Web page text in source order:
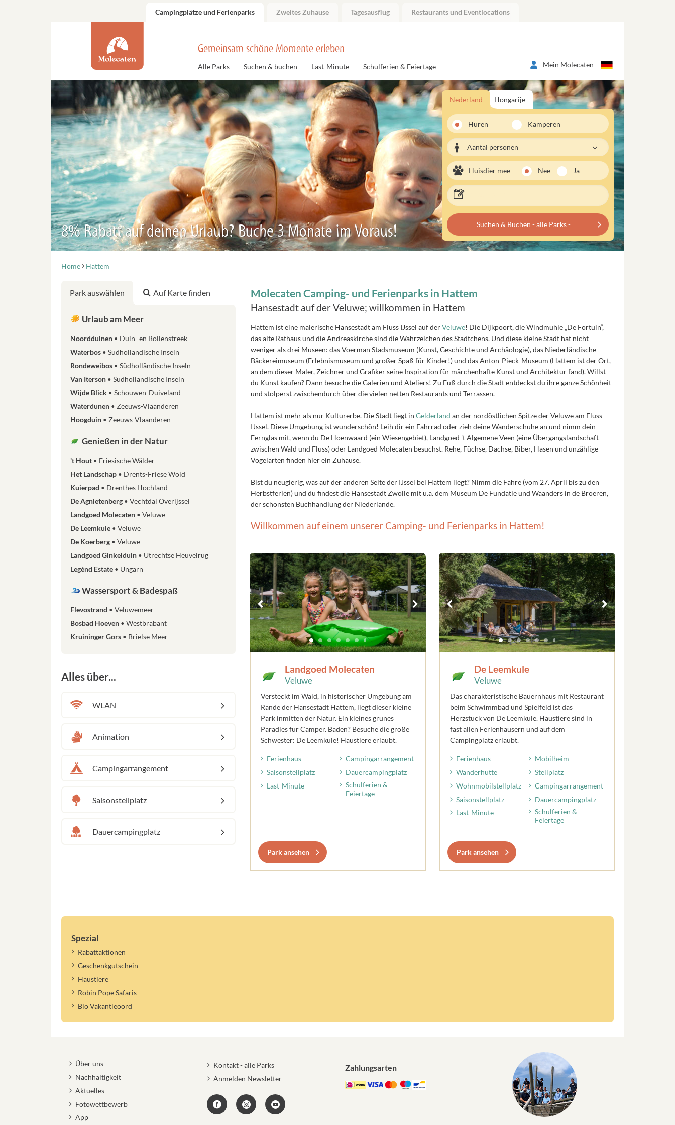
Campingplätze und Ferienparks Zweites Zuhause Tagesausflug Restaurants und Eventlocations
Gemeinsam schöne Momente erleben
Alle Parks Suchen & buchen Last-Minute Schulferien & Feiertage Mein Molecaten
8% Rabatt auf deinen Urlaub? Buche 3 Monate im Voraus!
Nederland Hongarije
Huren Kamperen
Aantal personen
Huisdier mee Nee Ja
Suchen & Buchen - alle Parks -
Home Hattem
Molecaten Camping- und Ferienparks in Hattem
Hansestadt auf der Veluwe; willkommen in Hattem
Hattem ist eine malerische Hansestadt am Fluss IJssel auf derVeluwe! Die Dijkpoort, die Windmühle „De Fortuin“,
das alte Rathaus und die Andreaskirche sind die Wahrzeichen des Städtchens. Und diese kleine Stadt hat nicht
weniger als drei Museen: das Voerman Stadsmuseum (Kunst, Geschichte und Archäologie), das Niederländische
Bäckereimuseum (Erlebnismuseum und großer Spaß für Kinder!) und das Anton-Pieck-Museum (Hattem ist der Ort,
an dem dieser Maler, Zeichner und Grafiker seine Inspiration für märchenhafte Kunst und Architektur fand). Willst
du Kunst kaufen? Dann besuche die Galerien und Ateliers! Zu Fuß durch die Stadt entdeckst du ihre ganze Schönheit
und stolperst zwischendurch über die vielen netten Restaurants und Terrassen.
Hattem ist mehr als nur Kulturerbe. Die Stadt liegt in Gelderland an der nordöstlichen Spitze der Veluwe am Fluss
IJssel. Diese Umgebung ist wunderschön! Leih dir ein Fahrrad oder zieh deine Wanderschuhe an und nimm dein
Fernglas mit, wenn du De Hoenwaard (ein Wiesengebiet), Landgoed 't Algemene Veen (eine Übergangslandschaft
zwischen Wald und Fluss) oder Landgoed Molecaten besuchst. Rehe, Füchse, Dachse, Biber, Hasen und unzählige
Vogelarten finden hier ein Zuhause.
Bist du neugierig, was auf der anderen Seite der IJssel bei Hattem liegt? Nimm die Fähre (vom 27. April bis zu den
Herbstferien) und du findest die Hansestadt Zwolle mit u.a. dem Museum De Fundatie und Waanders in de Broeren,
der schönsten Buchhandlung der Niederlande.
Willkommen auf einem unserer Camping- und Ferienparks in Hattem!
Landgoed Molecaten
Veluwe
Versteckt im Wald, in historischer Umgebung am
Rande der Hansestadt Hattem, liegt dieser kleine
Park inmitten der Natur. Ein kleines grünes
Paradies für Camper. Baden? Besuche die große
Schwester: De Leemkule! Haustiere erlaubt.
Ferienhaus
Campingarrangement
Saisonstellplatz
Dauercampingplatz
Last-Minute
Schulferien &
Feiertage
Park ansehen
De Leemkule
Veluwe
Das charakteristische Bauernhaus mit Restaurant
beim Schwimmbad und Spielfeld ist das
Herzstück von De Leemkule. Haustiere sind in
fast allen Ferienhäusern und auf dem
Campingplatz erlaubt.
Ferienhaus
Mobilheim
Wanderhütte
Stellplatz
Wohnmobilstellplatz
Campingarrangement
Saisonstellplatz
Dauercampingplatz
Last-Minute
Schulferien &
Feiertage
Park ansehen
Park auswählen Auf Karte finden
Urlaub am Meer
Noordduinen
Duin- en Bollenstreek
Waterbos
Südholländische Inseln
Rondeweibos
Südholländische Inseln
Van Iterson
Südholländische Inseln
Wijde Blick
Schouwen-Duiveland
Waterdunen
Zeeuws-Vlaanderen
Hoogduin
Zeeuws-Vlaanderen
Genießen in der Natur
't Hout
Friesische Wälder
Het Landschap
Drents-Friese Wold
Kuierpad
Drenthes Hochland
De Agnietenberg
Vechtdal Overijssel
Landgoed Molecaten
Veluwe
De Leemkule
Veluwe
De Koerberg
Veluwe
Landgoed Ginkelduin
Utrechtse Heuvelrug
Legénd Estate
Ungarn
Wassersport & Badespaß
Flevostrand
Veluwemeer
Bosbad Hoeven
Westbrabant
Kruininger Gors
Brielse Meer
Alles über...
WLAN
Animation
Campingarrangement
Saisonstellplatz
Dauercampingplatz
Spezial
Rabattaktionen
Geschenkgutschein
Haustiere
Robin Pope Safaris
Bio Vakantieoord
Über uns
Nachhaltigkeit
Aktuelles
Fotowettbewerb
App
Kontakt - alle Parks
Anmelden Newsletter
Zahlungsarten